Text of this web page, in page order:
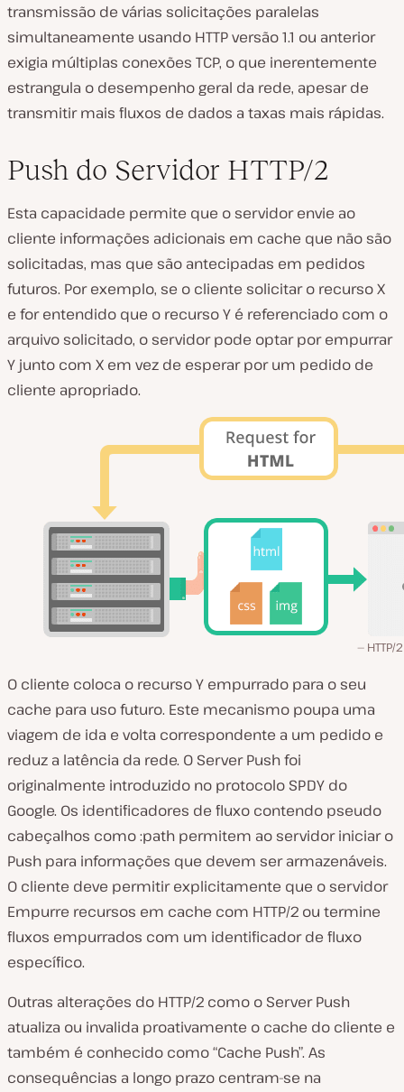
transmissão de várias solicitações paralelas
simultaneamente usando HTTP versão 1.1 ou anterior
exigia múltiplas conexões TCP, o que inerentemente
estrangula o desempenho geral da rede, apesar de
transmitir mais fluxos de dados a taxas mais rápidas.
Push do Servidor HTTP/2
Esta capacidade permite que o servidor envie ao
cliente informações adicionais em cache que não são
solicitadas, mas que são antecipadas em pedidos
futuros. Por exemplo, se o cliente solicitar o recurso X
e for entendido que o recurso Y é referenciado com o
arquivo solicitado, o servidor pode optar por empurrar
Y junto com X em vez de esperar por um pedido de
cliente apropriado.
HTTP/
O cliente coloca o recurso Y empurrado para o seu
cache para uso futuro. Este mecanismo poupa uma
viagem de ida e volta correspondente a um pedido e
reduz a latência da rede. O Server Push foi
originalmente introduzido no protocolo SPDY do
Google. Os identificadores de fluxo contendo pseudo
cabeçalhos como :path permitem ao servidor iniciar o
Push para informações que devem ser armazenáveis.
O cliente deve permitir explicitamente que o servidor
Empurre recursos em cache com HTTP/2 ou termine
fluxos empurrados com um identificador de fluxo
específico.
Outras alterações do HTTP/2 como o Server Push
atualiza ou invalida proativamente o cache do cliente e
também é conhecido como “Cache Push”. As
consequências a longo prazo centram-se na